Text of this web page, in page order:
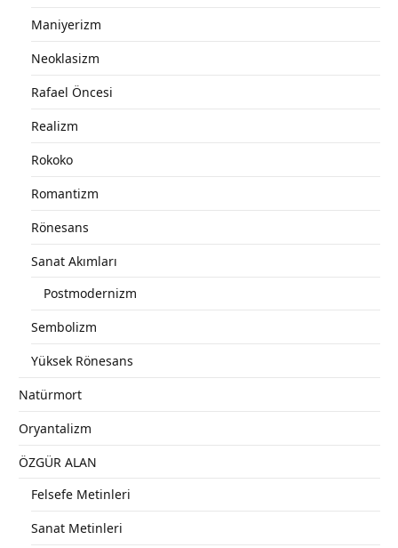
Maniyerizm
Neoklasizm
Rafael Öncesi
Realizm
Rokoko
Romantizm
Rönesans
Sanat Akımları
Postmodernizm
Sembolizm
Yüksek Rönesans
Natürmort
Oryantalizm
ÖZGÜR ALAN
Felsefe Metinleri
Sanat Metinleri